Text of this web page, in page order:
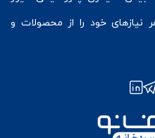
نیازهای خود را از محصولات و